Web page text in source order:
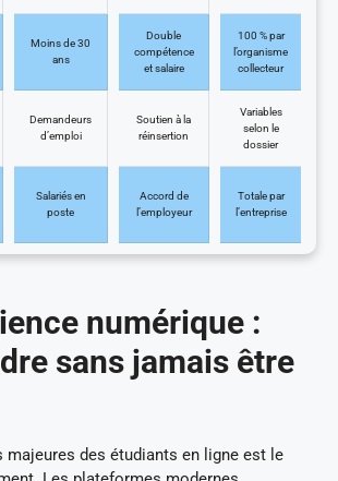
Moins de 30
ans
Double
compétence
et salaire
100 % par
l’organisme
collecteur
Demandeurs
d’emploi
Soutien à la
réinsertion
Variables
selon le
dossier
Salariés en
poste
Accord de
l’employeur
Totale par
l’entreprise
numérique :
sans jamais être
majeures des étudiants en ligne est le